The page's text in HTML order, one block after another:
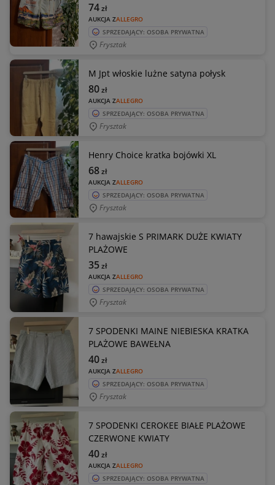
AUKCJA ZALLEGRO
74zł
SPRZEDAJĄCY: OSOBA PRYWATNA
Frysztak
M Jpt włoskie lużne satyna połysk
AUKCJA ZALLEGRO
80zł
SPRZEDAJĄCY: OSOBA PRYWATNA
Frysztak
Henry Choice kratka bojówki XL
AUKCJA ZALLEGRO
68zł
SPRZEDAJĄCY: OSOBA PRYWATNA
Frysztak
7 hawajskie S PRIMARK DUŻE KWIATY
PLAŻOWE
AUKCJA ZALLEGRO
35zł
SPRZEDAJĄCY: OSOBA PRYWATNA
Frysztak
7 SPODENKI MAINE NIEBIESKA KRATKA
PLAŻOWE BAWEŁNA
AUKCJA ZALLEGRO
40zł
SPRZEDAJĄCY: OSOBA PRYWATNA
Frysztak
7 SPODENKI CEROKEE BIAŁE PLAŻOWE
CZERWONE KWIATY
AUKCJA ZALLEGRO
40zł
SPRZEDAJĄCY: OSOBA PRYWATNA